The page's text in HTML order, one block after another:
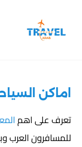
اماكن
تعرف على اهم
للمسافرون العرب